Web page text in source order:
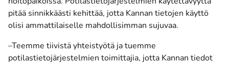
pitää sinnikkäästi kehittää, jotta Kannan tietojen käyttö
olisi ammattilaiselle mahdollisimman sujuvaa.
–Teemme tiivistä yhteistyötä ja tuemme
potilastietojärjestelmien toimittajia, jotta Kannan tiedot